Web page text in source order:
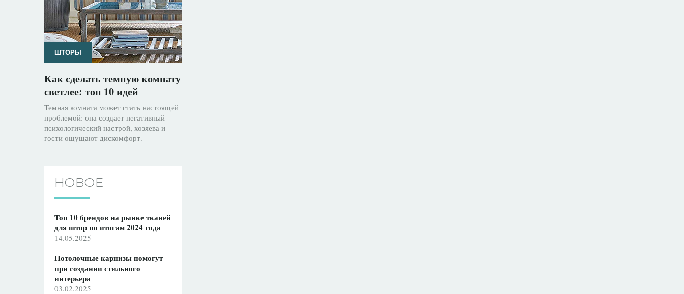
ШТОРЫ
Как сделать темную комнату
светлее: топ 10 идей
Темная комната может стать настоящей
проблемой: она создает негативный
психологический настрой, хозяева и
гости ощущают дискомфорт.
НОВОЕ
Топ 10 брендов на рынке тканей
для штор по итогам 2024 года
14.05.2025
Потолочные карнизы помогут
при создании стильного
интерьера
03.02.2025